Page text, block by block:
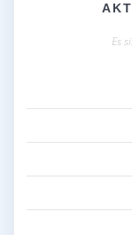
Es